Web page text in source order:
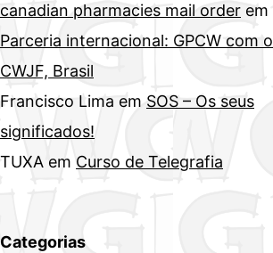
canadian pharmacies mail order em
Parceria internacional: GPCW com o
CWJF, Brasil
Francisco Lima em SOS – Os seus
significados!
TUXA em Curso de Telegrafia
Categorias